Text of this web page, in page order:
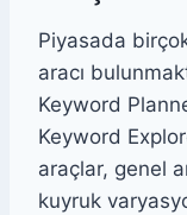
Piyasada
aracı
Keyword
Keyword
araçlar, genel
kuyruk